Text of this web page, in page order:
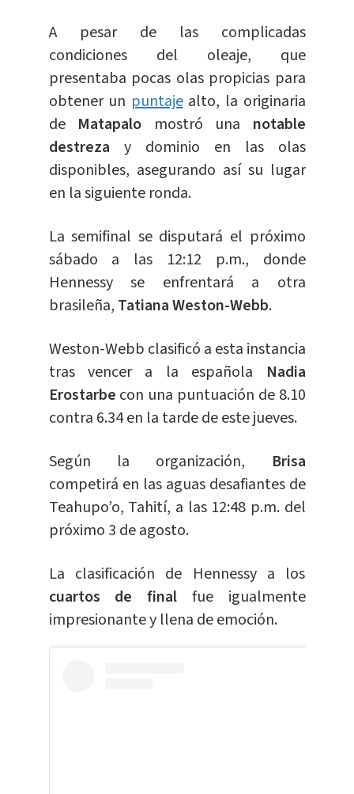
A pesar de las complicadas
condiciones del oleaje, que
presentaba pocas olas propicias para
obtener un puntajealto, la originaria
de Matapalo mostró una notable
destreza y dominio en las olas
disponibles, asegurando así su lugar
en la siguiente ronda.
La semifinal se disputará el próximo
sábado a las 12:12 p.m., donde
Hennessy se enfrentará a otra
brasileña, Tatiana Weston-Webb.
Weston-Webb clasificó a esta instancia
tras vencer a la española Nadia
Erostarbe con una puntuación de 8.10
contra 6.34 en la tarde de este jueves.
Según la organización, Brisa
competirá en las aguas desafiantes de
Teahupo’o, Tahití, a las 12:48 p.m. del
próximo 3 de agosto.
La clasificación de Hennessy a los
cuartos de final fue igualmente
impresionante y llena de emoción.